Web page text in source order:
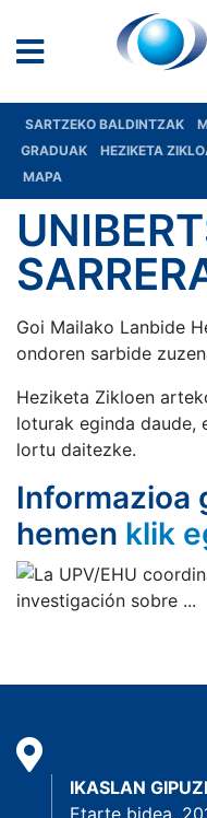
SARTZEKO BALDINTZAK
GRADUAK
HEZIKETA
MAPA
Goi Mailako Lanbide
ondoren sarbide
Heziketa Zikloen
loturak eginda daude,
lortu daitezke.
Informazioa
hemen klik
IKASLAN
Etarte bidea,